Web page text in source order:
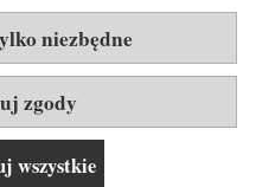
i linków ▼
niezbędne
zgody
wszystkie